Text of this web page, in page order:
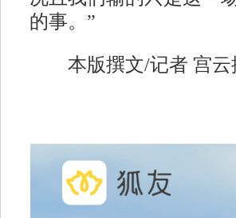
的事。”
本版撰文/记者 宫云